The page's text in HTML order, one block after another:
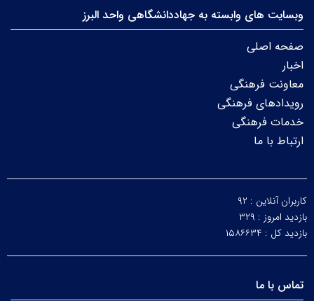
وبسایت های وابسته به جهاددانشگاهی واحد البرز
صفحه اصلی
اخبار
معاونت فرهنگی
رویدادهای فرهنگی
خدمات فرهنگی
ارتباط با ما
کاربران آنلاین : ۹۲
بازدید امروز : ۳۲۹
بازدید کل : ۱۵۸۶۶۳۴
تماس با ما